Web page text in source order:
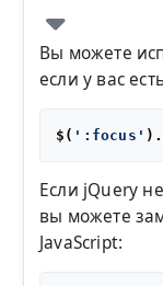
Вы можете
если у вас
$( ':focus' ).
Если jQuery
вы можете
JavaScript: